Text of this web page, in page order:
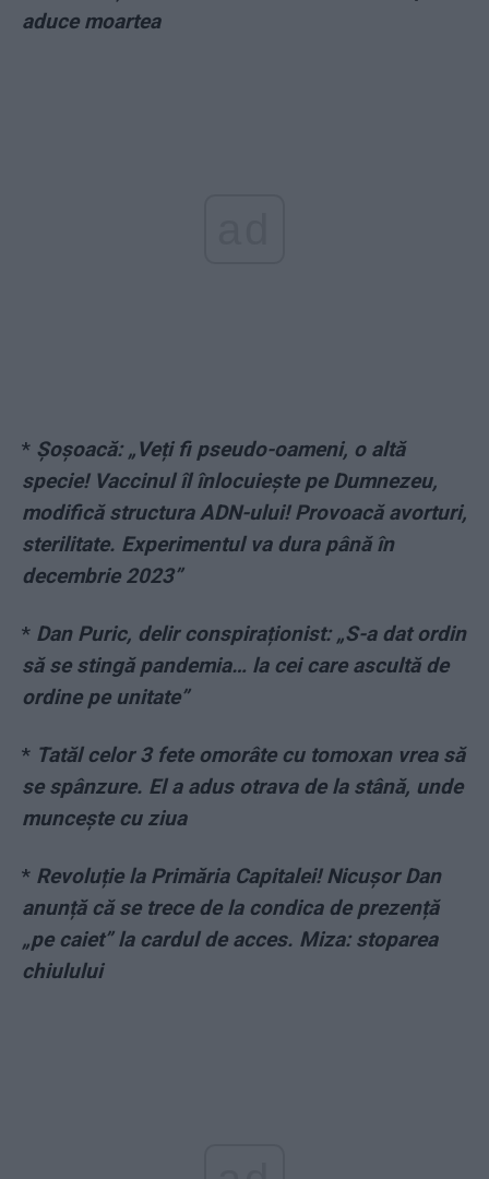
aduce moartea
* Șoșoacă: „Veți fi pseudo-oameni, o altă
specie! Vaccinul îl înlocuiește pe Dumnezeu,
modifică structura ADN-ului! Provoacă avorturi,
sterilitate. Experimentul va dura până în
decembrie 2023”
* Dan Puric, delir conspiraționist: „S-a dat ordin
să se stingă pandemia… la cei care ascultă de
ordine pe unitate”
* Tatăl celor 3 fete omorâte cu tomoxan vrea să
se spânzure. El a adus otrava de la stână, unde
muncește cu ziua
* Revoluție la Primăria Capitalei! Nicușor Dan
anunță că se trece de la condica de prezență
„pe caiet” la cardul de acces. Miza: stoparea
chiulului